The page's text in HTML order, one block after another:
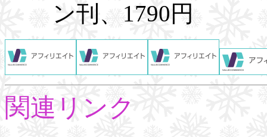
ン刊、1790円
関連リンク